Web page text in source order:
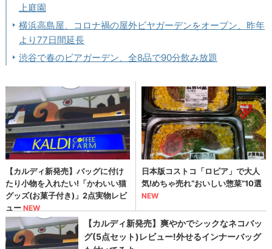
上庭園
横浜高島屋、コロナ禍の屋外ビヤガーデンをオープン、昨年
より77日間延長
渋谷で春のビアガーデン、全8品で90分飲み放題